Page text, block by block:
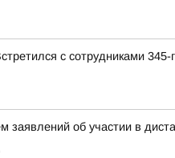
с сотрудниками 345-
заявлений об участии в